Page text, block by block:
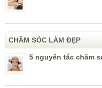
CHĂM SÓC LÀM ĐẸP
5 nguyên tắc chăm